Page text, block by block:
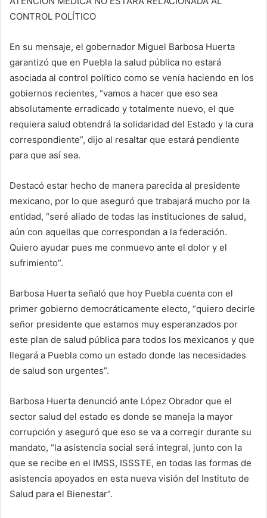
CONTROL POLÍTICO
En su mensaje, el gobernador Miguel Barbosa Huerta
garantizó que en Puebla la salud pública no estará
asociada al control político como se venía haciendo en los
gobiernos recientes, “vamos a hacer que eso sea
absolutamente erradicado y totalmente nuevo, el que
requiera salud obtendrá la solidaridad del Estado y la cura
correspondiente”, dijo al resaltar que estará pendiente
para que así sea.
Destacó estar hecho de manera parecida al presidente
mexicano, por lo que aseguró que trabajará mucho por la
entidad, “seré aliado de todas las instituciones de salud,
aún con aquellas que correspondan a la federación.
Quiero ayudar pues me conmuevo ante el dolor y el
sufrimiento”.
Barbosa Huerta señaló que hoy Puebla cuenta con el
primer gobierno democráticamente electo, “quiero decirle
señor presidente que estamos muy esperanzados por
este plan de salud pública para todos los mexicanos y que
llegará a Puebla como un estado donde las necesidades
de salud son urgentes”.
Barbosa Huerta denunció ante López Obrador que el
sector salud del estado es donde se maneja la mayor
corrupción y aseguró que eso se va a corregir durante su
mandato, “la asistencia social será integral, junto con la
que se recibe en el IMSS, ISSSTE, en todas las formas de
asistencia apoyados en esta nueva visión del Instituto de
Salud para el Bienestar”.